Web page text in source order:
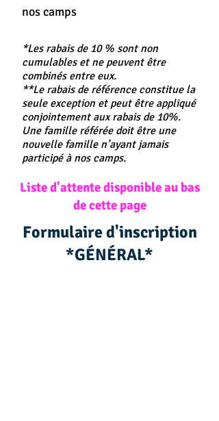
nos camps
*Les rabais de 10 % sont non
cumulables et ne peuvent être
combinés entre eux.
**Le rabais de référence constitue la
seule exception et peut être appliqué
conjointement aux rabais de 10%.
Une famille référée doit être une
nouvelle famille n’ayant jamais
participé à nos camps.
Liste d'attente disponible au bas
de cette page
Formulaire d'inscription
*GÉNÉRAL*